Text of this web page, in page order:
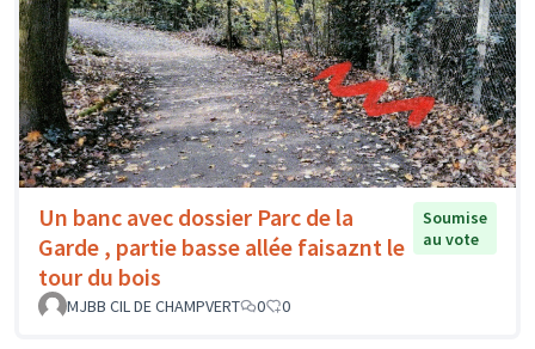
Un banc avec dossier Parc de la
Garde , partie basse allée faisaznt le
tour du bois
Soumise
au vote
MJBB CIL DE CHAMPVERT 0 0